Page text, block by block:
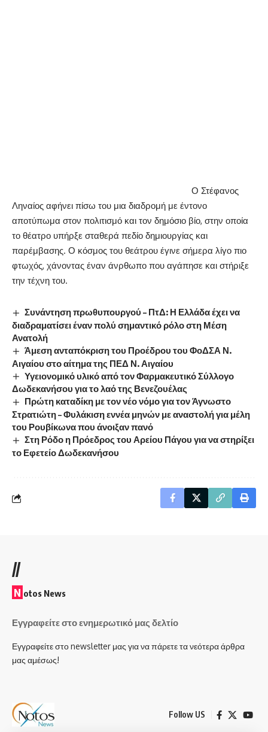
Ο Στέφανος
Ληναίος αφήνει πίσω του μια διαδρομή με έντονο
αποτύπωμα στον πολιτισμό και τον δημόσιο βίο, στην οποία
το θέατρο υπήρξε σταθερά πεδίο δημιουργίας και
παρέμβασης. Ο κόσμος του θεάτρου έγινε σήμερα λίγο πιο
φτωχός, χάνοντας έναν άνρθωπο που αγάπησε και στήριξε
την τέχνη του.
Συνάντηση πρωθυπουργού – ΠτΔ: Η Ελλάδα έχει να
διαδραματίσει έναν πολύ σημαντικό ρόλο στη Μέση
Ανατολή
Άμεση ανταπόκριση του Προέδρου του ΦοΔΣΑ Ν.
Αιγαίου στο αίτημα της ΠΕΔ Ν. Αιγαίου
Υγειονομικό υλικό από τον Φαρμακευτικό Σύλλογο
Δωδεκανήσου για το λαό της Βενεζουέλας
Πρώτη καταδίκη με τον νέο νόμο για τον Άγνωστο
Στρατιώτη – Φυλάκιση εννέα μηνών με αναστολή για μέλη
του Ρουβίκωνα που άνοιξαν πανό
Στη Ρόδο η Πρόεδρος του Αρείου Πάγου για να στηρίξει
το Εφετείο Δωδεκανήσου
//
N otos News
Εγγραφείτε στο ενημερωτικό μας δελτίο
Εγγραφείτε στο newsletter μας για να πάρετε τα νεότερα άρθρα
μας αμέσως!
Follow US